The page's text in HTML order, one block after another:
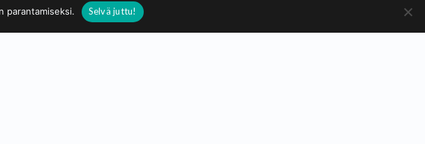
parantamiseksi. Selvä juttu!